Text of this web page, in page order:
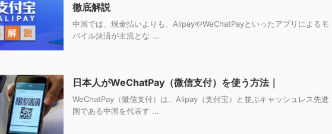
徹底解説
中国では、現金払いよりも、AlipayやWeChatPayといったアプリによるモ
バイル決済が主流とな ...
日本人がWeChatPay（微信支付）を使う方法｜
WeChatPay（微信支付）は、Alipay（支付宝）と並ぶキャッシュレス先進
国である中国を代表す ...